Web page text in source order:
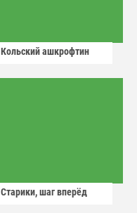
Кольский ашкрофтин
Старики, шаг вперёд